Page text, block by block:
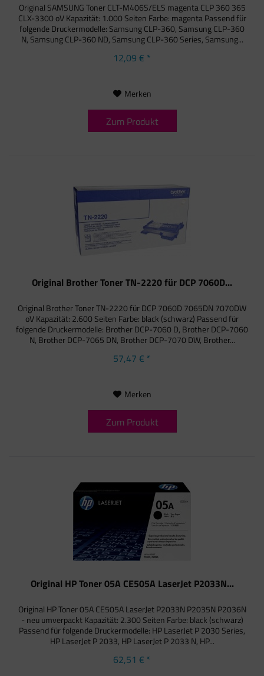
Original SAMSUNG Toner CLT-M406S/ELS magenta CLP 360 365
CLX-3300 oV Kapazität: 1.000 Seiten Farbe: magenta Passend für
folgende Druckermodelle: Samsung CLP-360, Samsung CLP-360
N, Samsung CLP-360 ND, Samsung CLP-360 Series, Samsung...
12,09 € *
Merken
Zum Produkt
Original Brother Toner TN-2220 für DCP 7060D...
Original Brother Toner TN-2220 für DCP 7060D 7065DN 7070DW
oV Kapazität: 2.600 Seiten Farbe: black (schwarz) Passend für
folgende Druckermodelle: Brother DCP-7060 D, Brother DCP-7060
N, Brother DCP-7065 DN, Brother DCP-7070 DW, Brother...
57,47 € *
Merken
Zum Produkt
Original HP Toner 05A CE505A LaserJet P2033N...
Original HP Toner 05A CE505A LaserJet P2033N P2035N P2036N
- neu umverpackt Kapazität: 2.300 Seiten Farbe: black (schwarz)
Passend für folgende Druckermodelle: HP LaserJet P 2030 Series,
HP LaserJet P 2033, HP LaserJet P 2033 N, HP...
62,51 € *